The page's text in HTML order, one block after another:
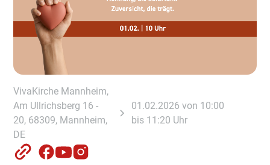
VivaKirche Mannheim,
Am Ullrichsberg 16 -
20, 68309, Mannheim,
DE
01.02.2026 von 10:00
bis 11:20 Uhr